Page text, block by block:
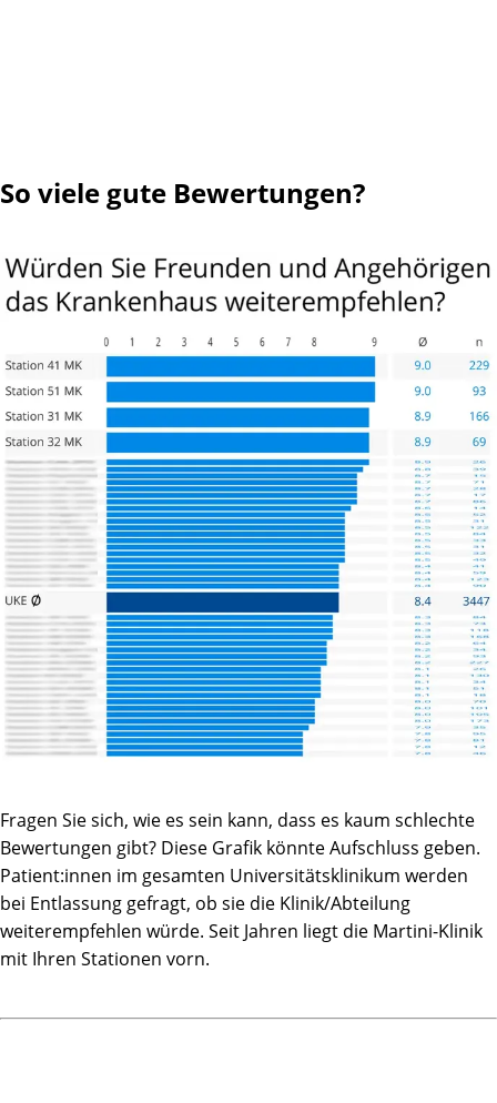
„Videoendoskopie des äußeren Schließmuskels“ war meine
innere Skepsis gegen die befremdliche Therapie gebrochen
Stunden erfolgreich darauf einlassen. Waren am Ersten
Tag noch 11 Urin-Vorlagen notwendig so reduzierte es sich
innerhalb von 3 Wochen auf 1 Sicherheitsvorlage pro Tag,
so dass ich heute nach 4 Wochen AHB sagen kann, dass ich
zu 98 % kontinent bin. Für diesen Therapieerfolg bin ich
allen beteiligten Ärzten, Schwestern, Therapeuten nach
anfänglichen Schwierigkeiten, sehr dankbar. Ihre
unmissverständliche aber überaus freundliche Strenge,
wird mir immer in Erinnerung bleiben. Der Erfolg gab allen
Beteiligten nach 4 Wochen inspirierender AHB Recht. Mit
großem Dank an alle Beteiligten beider Kliniken gez. Karl J
So viele gute Bewertungen?
Fragen Sie sich, wie es sein kann, dass es kaum schlechte
Bewertungen gibt? Diese Grafik könnte Aufschluss geben.
Patient:innen im gesamten Universitätsklinikum werden
bei Entlassung gefragt, ob sie die Klinik/Abteilung
weiterempfehlen würde. Seit Jahren liegt die Martini-Klinik
mit Ihren Stationen vorn.